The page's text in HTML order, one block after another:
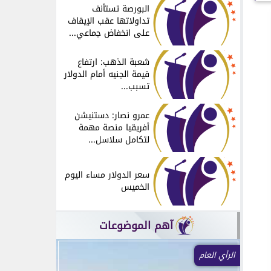
البورصة تستأنف
تداولاتها عقب الإيقاف
على انخفاض جماعي...
شعبة الذهب: ارتفاع
قيمة الجنيه أمام الدولار
تسبب...
عمرو نصار: دستنيشن
أفريقيا منصة مهمة
لتكامل سلاسل...
سعر الدولار مساء اليوم
الخميس
آهم الموضوعات
الرأي العام